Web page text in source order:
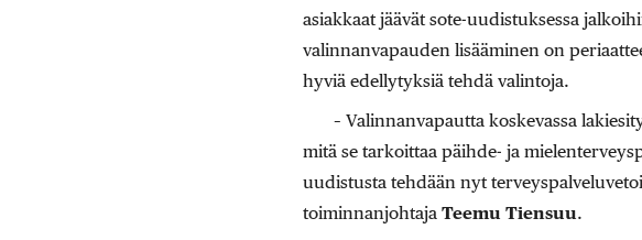
asiakkaat jäävät sote-uudistuksessa
valinnanvapauden lisääminen on
hyviä edellytyksiä tehdä valintoja.
– Valinnanvapautta koskevassa
mitä se tarkoittaa päihde- ja
uudistusta tehdään nyt
toiminnanjohtaja Teemu Tiensuu.